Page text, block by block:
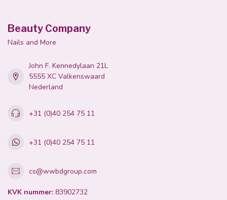
Beauty Company
Nails and More
John F. Kennedylaan 21L
5555 XC Valkenswaard
Nederland
+31 (0)40 254 75 11
+31 (0)40 254 75 11
cs@wwbdgroup.com
KVK nummer: 83902732